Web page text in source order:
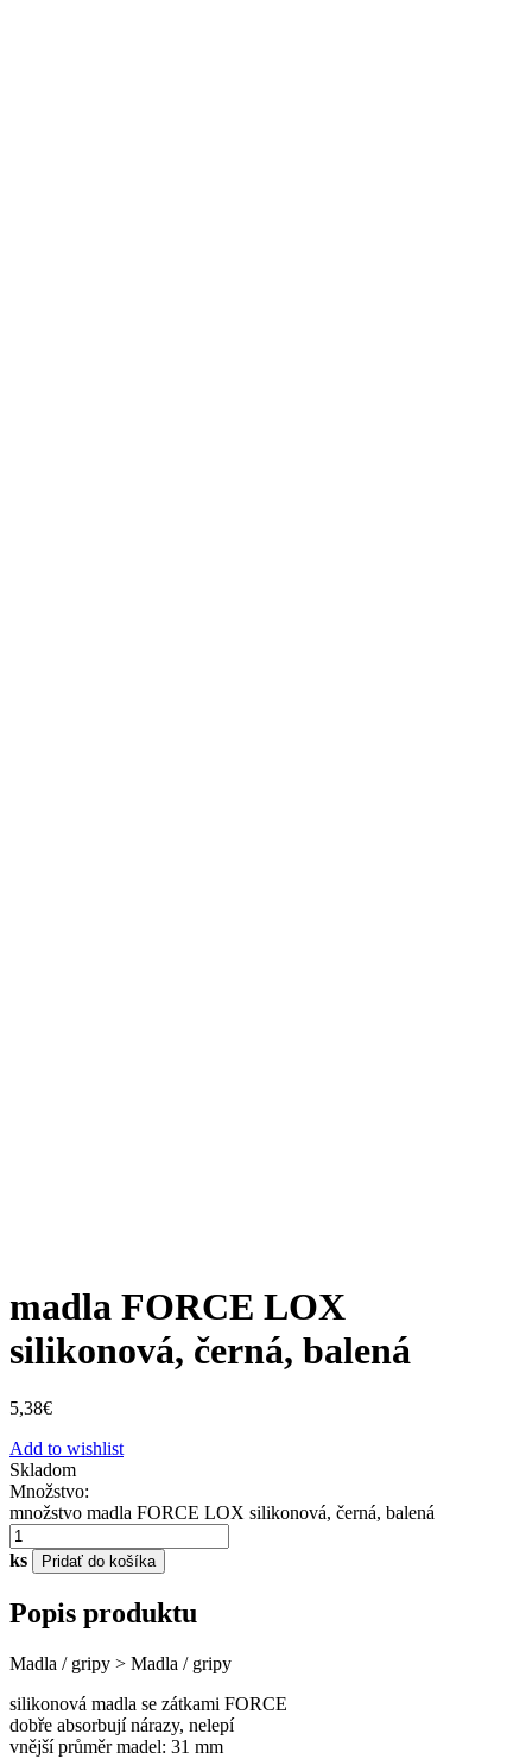
madla FORCE LOX
silikonová, černá, balená
5,38€
Add to wishlist
Skladom
Množstvo:
množstvo madla FORCE LOX silikonová, černá, balená
ks Pridať do košíka
Popis produktu
Madla / gripy > Madla / gripy
silikonová madla se zátkami FORCE
dobře absorbují nárazy, nelepí
vnější průměr madel: 31 mm